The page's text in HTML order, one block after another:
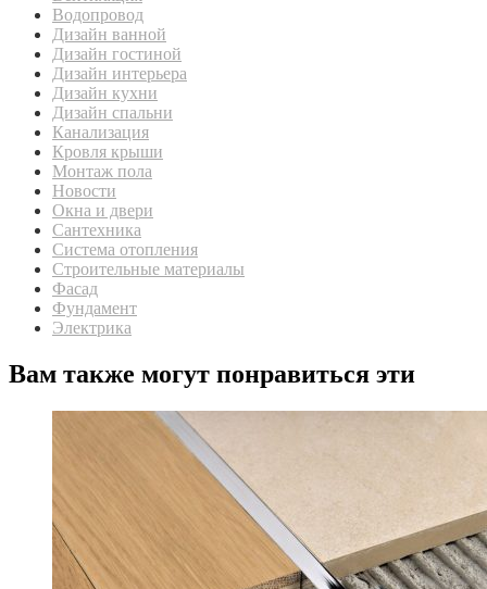
Водопровод
Дизайн ванной
Дизайн гостиной
Дизайн интерьера
Дизайн кухни
Дизайн спальни
Канализация
Кровля крыши
Монтаж пола
Новости
Окна и двери
Сантехника
Система отопления
Строительные материалы
Фасад
Фундамент
Электрика
Вам также могут понравиться эти